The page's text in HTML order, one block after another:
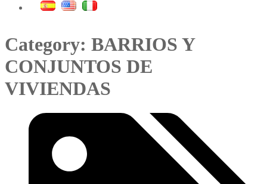
Category: BARRIOS Y
CONJUNTOS DE
VIVIENDAS